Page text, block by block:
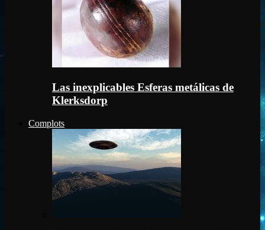
Las inexplicables Esferas metálicas de
Klerksdorp
Complots